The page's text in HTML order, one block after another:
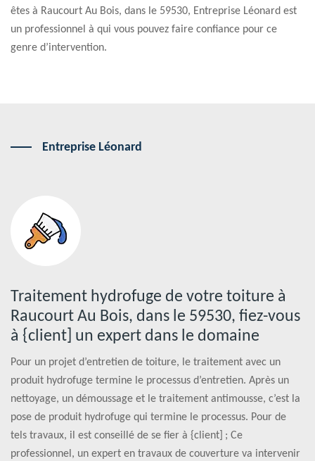
êtes à Raucourt Au Bois, dans le 59530, Entreprise Léonard est
un professionnel à qui vous pouvez faire confiance pour ce
genre d’intervention.
Entreprise Léonard
Traitement hydrofuge de votre toiture à
Raucourt Au Bois, dans le 59530, fiez-vous
à {client] un expert dans le domaine
Pour un projet d’entretien de toiture, le traitement avec un
produit hydrofuge termine le processus d’entretien. Après un
nettoyage, un démoussage et le traitement antimousse, c’est la
pose de produit hydrofuge qui termine le processus. Pour de
tels travaux, il est conseillé de se fier à {client] ; Ce
professionnel, un expert en travaux de couverture va intervenir